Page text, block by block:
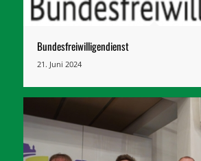
Bundesfreiwilligendienst
21. Juni 2024